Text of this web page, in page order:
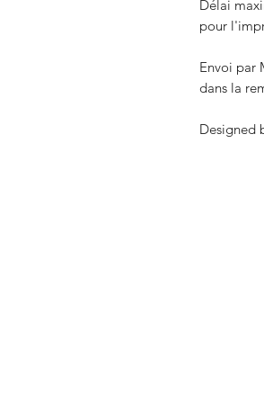
Délai
pour
Envoi par
dans la
Designed